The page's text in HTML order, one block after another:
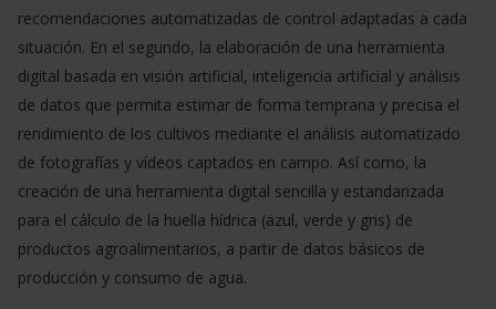
recomendaciones automatizadas de control adaptadas a cada
situación. En el segundo, la elaboración de una herramienta
digital basada en visión artificial, inteligencia artificial y análisis
de datos que permita estimar de forma temprana y precisa el
rendimiento de los cultivos mediante el análisis automatizado
de fotografías y vídeos captados en campo. Así como, la
creación de una herramienta digital sencilla y estandarizada
para el cálculo de la huella hídrica (azul, verde y gris) de
productos agroalimentarios, a partir de datos básicos de
producción y consumo de agua.